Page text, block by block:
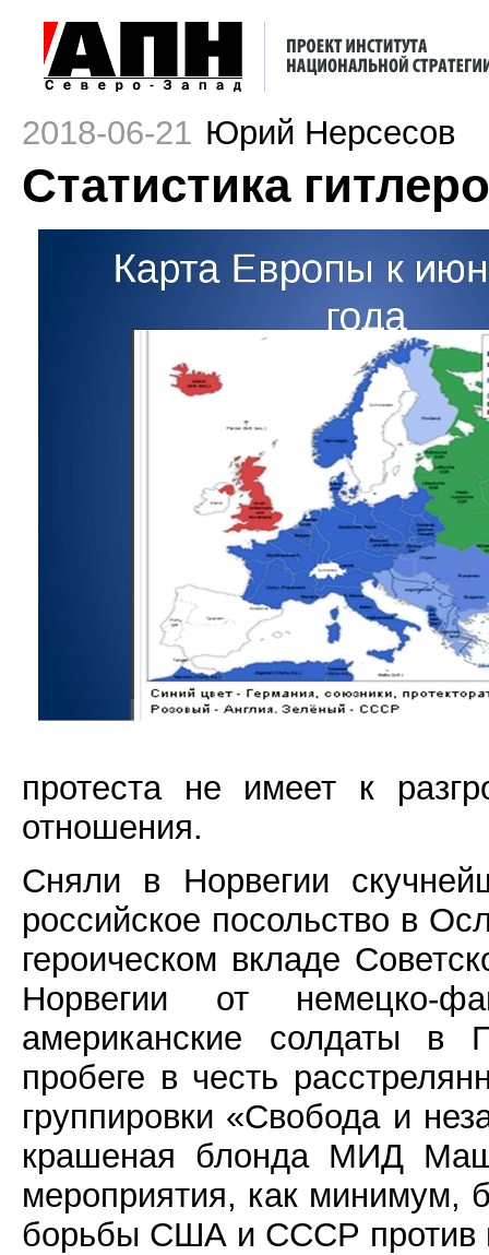
2018-06-21 Юрий Нерсесов
Статистика
протеста не имеет к
отношения.
Сняли в Норвегии
российское посольство в
героическом вкладе
Норвегии от немецко-
американские солдаты в
пробеге в честь
группировки «Свобода и
крашеная блонда МИД
мероприятия, как минимум,
борьбы США и СССР против